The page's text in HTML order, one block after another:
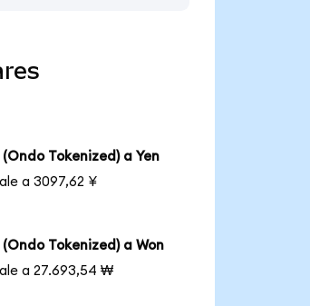
Tokenized) a Yen
a 3097,62 ¥
Tokenized) a Won
a 27.693,54 ₩